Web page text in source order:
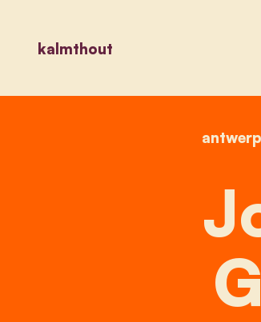
kalmthout